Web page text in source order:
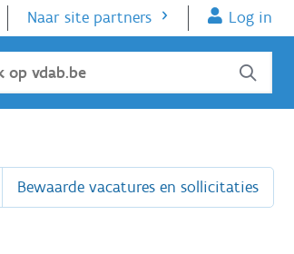
Naar site partners Log in
Bewaarde vacatures en sollicitaties